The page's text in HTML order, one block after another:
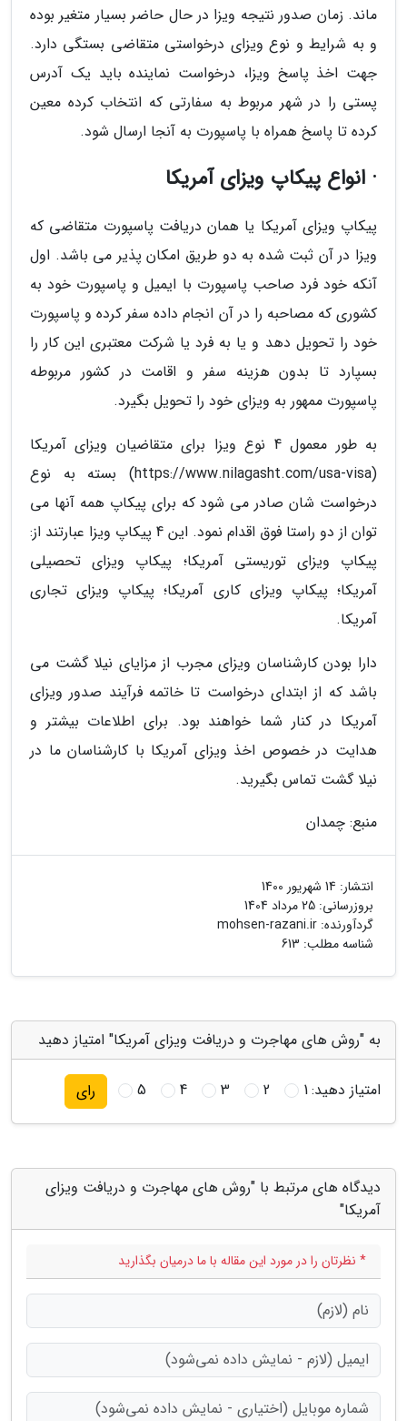
ماند. زمان صدور نتیجه ویزا در حال حاضر بسیار متغیر بوده
و به شرایط و نوع ویزای درخواستی متقاضی بستگی دارد.
جهت اخذ پاسخ ویزا، درخواست نماینده باید یک آدرس
پستی را در شهر مربوط به سفارتی که انتخاب کرده معین
کرده تا پاسخ همراه با پاسپورت به آنجا ارسال شود.
· انواع پیکاپ ویزای آمریکا
پیکاپ ویزای آمریکا یا همان دریافت پاسپورت متقاضی که
ویزا در آن ثبت شده به دو طریق امکان پذیر می باشد. اول
آنکه خود فرد صاحب پاسپورت با ایمیل و پاسپورت خود به
کشوری که مصاحبه را در آن انجام داده سفر کرده و پاسپورت
خود را تحویل دهد و یا به فرد یا شرکت معتبری این کار را
بسپارد تا بدون هزینه سفر و اقامت در کشور مربوطه
پاسپورت ممهور به ویزای خود را تحویل بگیرد.
به طور معمول 4 نوع ویزا برای متقاضیان ویزای آمریکا
(https://www.nilagasht.com/usa-visa) بسته به نوع
درخواست شان صادر می شود که برای پیکاپ همه آنها می
توان از دو راستا فوق اقدام نمود. این 4 پیکاپ ویزا عبارتند از:
پیکاپ ویزای توریستی آمریکا؛ پیکاپ ویزای تحصیلی
آمریکا؛ پیکاپ ویزای کاری آمریکا؛ پیکاپ ویزای تجاری
آمریکا.
دارا بودن کارشناسان ویزای مجرب از مزایای نیلا گشت می
باشد که از ابتدای درخواست تا خاتمه فرآیند صدور ویزای
آمریکا در کنار شما خواهند بود. برای اطلاعات بیشتر و
هدایت در خصوص اخذ ویزای آمریکا با کارشناسان ما در
نیلا گشت تماس بگیرید.
منبع: چمدان
انتشار: 14 شهریور 1400
بروزرسانی: 25 مرداد 1404
گردآورنده: mohsen-razani.ir
شناسه مطلب: 613
به "روش های مهاجرت و دریافت ویزای آمریکا" امتیاز دهید
امتیاز دهید:1
2
3
4
5 رای
دیدگاه های مرتبط با "روش های مهاجرت و دریافت ویزای
آمریکا"
* نظرتان را در مورد این مقاله با ما درمیان بگذارید